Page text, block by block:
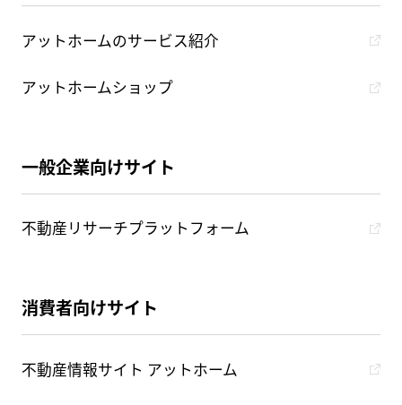
アットホームのサービス紹介
アットホームショップ
一般企業向けサイト
不動産リサーチプラットフォーム
消費者向けサイト
不動産情報サイト アットホーム